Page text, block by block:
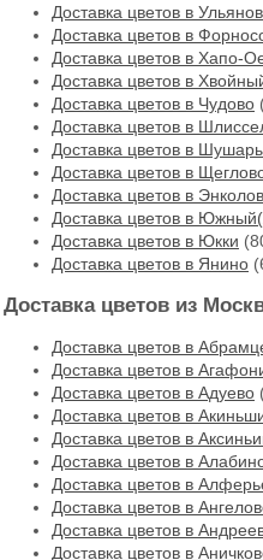
Доставка цветов в
Доставка цветов в
Доставка цветов в Хапо-
Доставка цветов в
Доставка цветов в Чудово
Доставка цветов в
Доставка цветов в
Доставка цветов в
Доставка цветов в
Доставка цветов в
Доставка цветов в Юкки
Доставка цветов в Янино
Доставка цветов из
Доставка цветов в
Доставка цветов в
Доставка цветов в Адуево
Доставка цветов в
Доставка цветов в
Доставка цветов в
Доставка цветов в
Доставка цветов в
Доставка цветов в
Доставка цветов в